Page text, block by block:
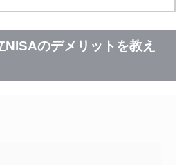
のデメリットを教え